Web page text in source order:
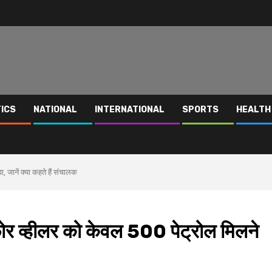
NATIONAL INTERNATIONAL SPORTS HEALTH
जानें क्या कहते हैं संचालक
व्हीलर को केवल ₹500 पेट्रोल मिलने